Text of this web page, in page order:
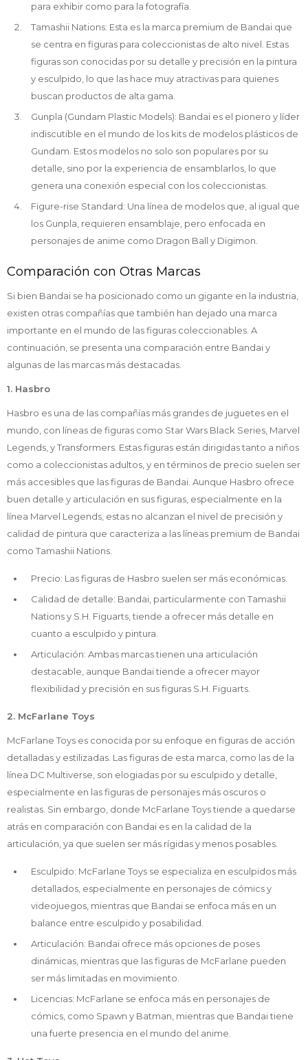
para exhibir como para la fotografía.
Tamashii Nations: Esta es la marca premium de Bandai que
se centra en figuras para coleccionistas de alto nivel. Estas
figuras son conocidas por su detalle y precisión en la pintura
y esculpido, lo que las hace muy atractivas para quienes
buscan productos de alta gama.
Gunpla (Gundam Plastic Models): Bandai es el pionero y líder
indiscutible en el mundo de los kits de modelos plásticos de
Gundam. Estos modelos no solo son populares por su
detalle, sino por la experiencia de ensamblarlos, lo que
genera una conexión especial con los coleccionistas.
Figure-rise Standard: Una línea de modelos que, al igual que
los Gunpla, requieren ensamblaje, pero enfocada en
personajes de anime como Dragon Ball y Digimon.
Comparación con Otras Marcas
Si bien Bandai se ha posicionado como un gigante en la industria,
existen otras compañías que también han dejado una marca
importante en el mundo de las figuras coleccionables. A
continuación, se presenta una comparación entre Bandai y
algunas de las marcas más destacadas.
1. Hasbro
Hasbro es una de las compañías más grandes de juguetes en el
mundo, con líneas de figuras como Star Wars Black Series, Marvel
Legends, y Transformers. Estas figuras están dirigidas tanto a niños
como a coleccionistas adultos, y en términos de precio suelen ser
más accesibles que las figuras de Bandai. Aunque Hasbro ofrece
buen detalle y articulación en sus figuras, especialmente en la
línea Marvel Legends, estas no alcanzan el nivel de precisión y
calidad de pintura que caracteriza a las líneas premium de Bandai
como Tamashii Nations.
Precio: Las figuras de Hasbro suelen ser más económicas.
Calidad de detalle: Bandai, particularmente con Tamashii
Nations y S.H. Figuarts, tiende a ofrecer más detalle en
cuanto a esculpido y pintura.
Articulación: Ambas marcas tienen una articulación
destacable, aunque Bandai tiende a ofrecer mayor
flexibilidad y precisión en sus figuras S.H. Figuarts.
2. McFarlane Toys
McFarlane Toys es conocida por su enfoque en figuras de acción
detalladas y estilizadas. Las figuras de esta marca, como las de la
línea DC Multiverse, son elogiadas por su esculpido y detalle,
especialmente en las figuras de personajes más oscuros o
realistas. Sin embargo, donde McFarlane Toys tiende a quedarse
atrás en comparación con Bandai es en la calidad de la
articulación, ya que suelen ser más rígidas y menos posables.
Esculpido: McFarlane Toys se especializa en esculpidos más
detallados, especialmente en personajes de cómics y
videojuegos, mientras que Bandai se enfoca más en un
balance entre esculpido y posabilidad.
Articulación: Bandai ofrece más opciones de poses
dinámicas, mientras que las figuras de McFarlane pueden
ser más limitadas en movimiento.
Licencias: McFarlane se enfoca más en personajes de
cómics, como Spawn y Batman, mientras que Bandai tiene
una fuerte presencia en el mundo del anime.